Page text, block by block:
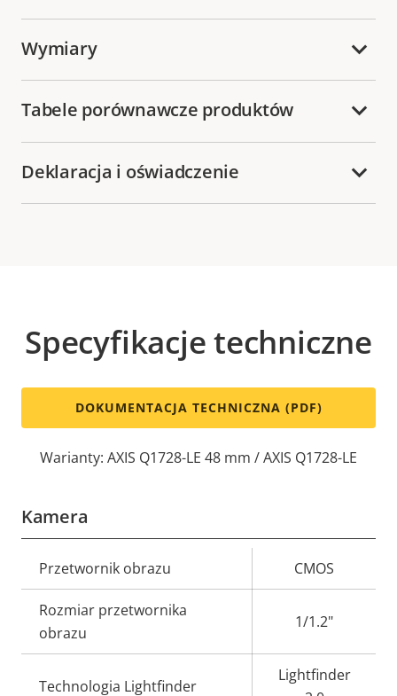
Wymiary
Tabele porównawcze produktów
Deklaracja i oświadczenie
Specyfikacje techniczne
DOKUMENTACJA TECHNICZNA (PDF)
Warianty: AXIS Q1728-LE 48 mm / AXIS Q1728-LE
Kamera
Opis
nieruchomości
nieruchomości
Przetwornik obrazu CMOS
Rozmiar przetwornika
obrazu
1/1.2"
Technologia Lightfinder
Lightfinder